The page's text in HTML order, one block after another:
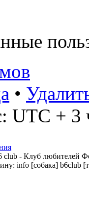
пассат б6
и глохнет.
•
UTC + 3
club - Клуб любителей
info [собака] b6club